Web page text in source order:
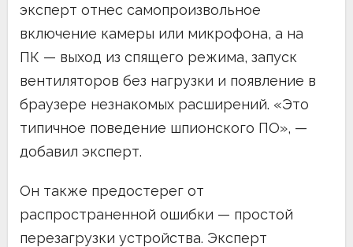
эксперт отнес самопроизвольное
включение камеры или микрофона, а на
ПК — выход из спящего режима, запуск
вентиляторов без нагрузки и появление в
браузере незнакомых расширений. «Это
типичное поведение шпионского ПО», —
добавил эксперт.
Он также предостерег от
распространенной ошибки — простой
перезагрузки устройства. Эксперт